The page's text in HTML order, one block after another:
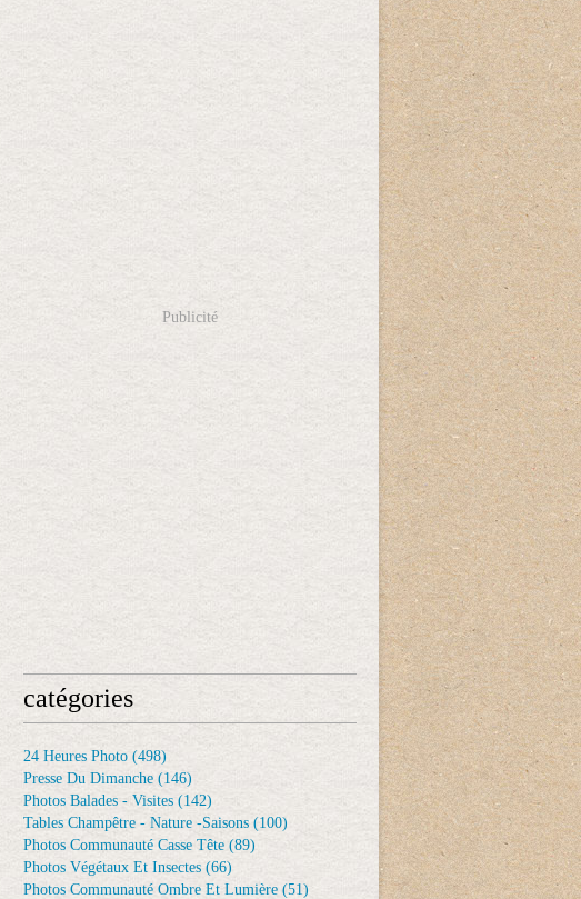
Publicité
catégories
24 Heures Photo (498)
Presse Du Dimanche (146)
Photos Balades - Visites (142)
Tables Champêtre - Nature -saisons (100)
Photos Communauté Casse Tête (89)
Photos Végétaux Et Insectes (66)
Photos Communauté Ombre Et Lumière (51)